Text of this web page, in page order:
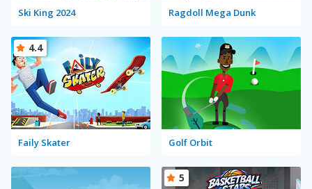
Ski King 2024 Ragdoll Mega Dunk
Faily Skater
4.4
Golf Orbit
5